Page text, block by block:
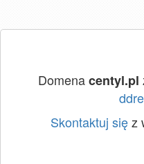
Domenacentyl.pl
Skontaktuj sięz